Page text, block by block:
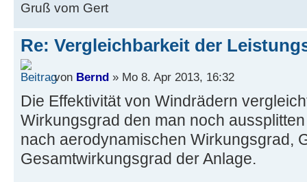
Gruß vom Gert
Re: Vergleichbarkeit der
von Bernd » Mo 8. Apr 2013, 16:32
Die Effektivität von Windrädern
Wirkungsgrad den man noch
nach aerodynamischen Wirkungsgrad,
Gesamtwirkungsgrad der Anlage.